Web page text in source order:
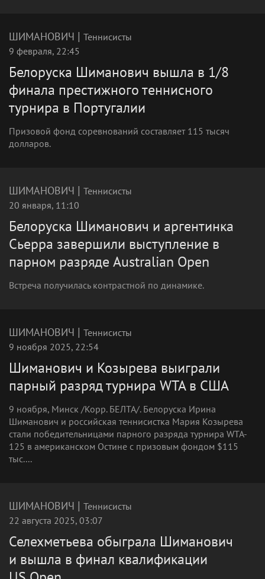
ШИМАНОВИЧ | Теннисисты
9 февраля, 22:45
Белоруска Шиманович вышла в 1/8
финала престижного теннисного
турнира в Португалии
Призовой фонд соревнований составляет 115 тысяч
долларов.
ШИМАНОВИЧ | Теннисисты
20 января, 11:10
Белоруска Шиманович и аргентинка
Сьерра завершили выступление в
парном разряде Australian Open
Встреча получилась контрастной по динамике.
ШИМАНОВИЧ | Теннисисты
9 ноября 2025, 22:54
Шиманович и Козырева выиграли
парный разряд турнира WTA в США
9 ноября, Минск /Корр. БЕЛТА/. Белоруска Ирина
Шиманович и российская теннисистка Мария Козырева
стали победительницами парного разряда турнира WTA-
125 в американском Остине с призовым фондом $115
тыс....
ШИМАНОВИЧ | Теннисисты
22 августа 2025, 03:07
Селехметьева обыграла Шиманович
и вышла в финал квалификации